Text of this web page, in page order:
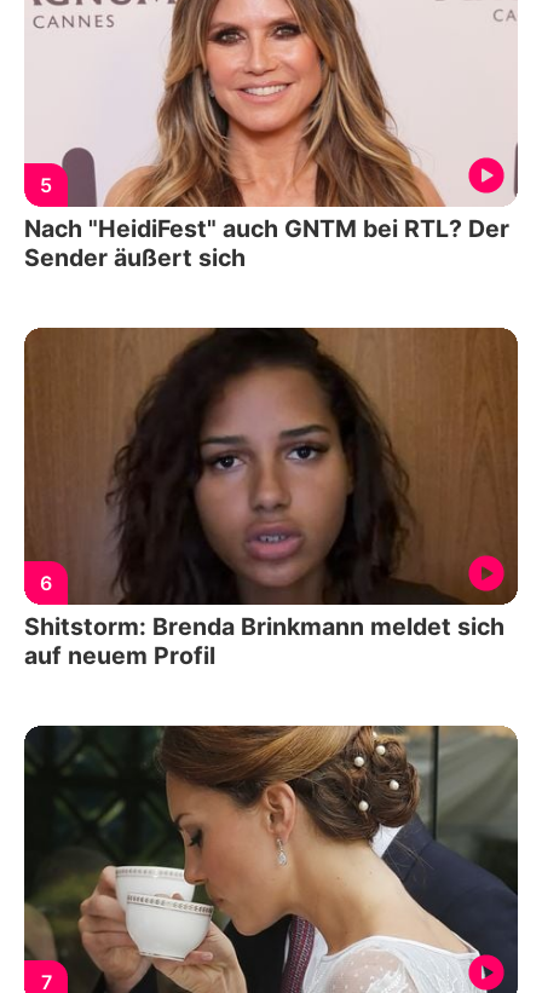
5
Nach "HeidiFest" auch GNTM bei RTL? Der
Sender äußert sich
6
Shitstorm: Brenda Brinkmann meldet sich
auf neuem Profil
7